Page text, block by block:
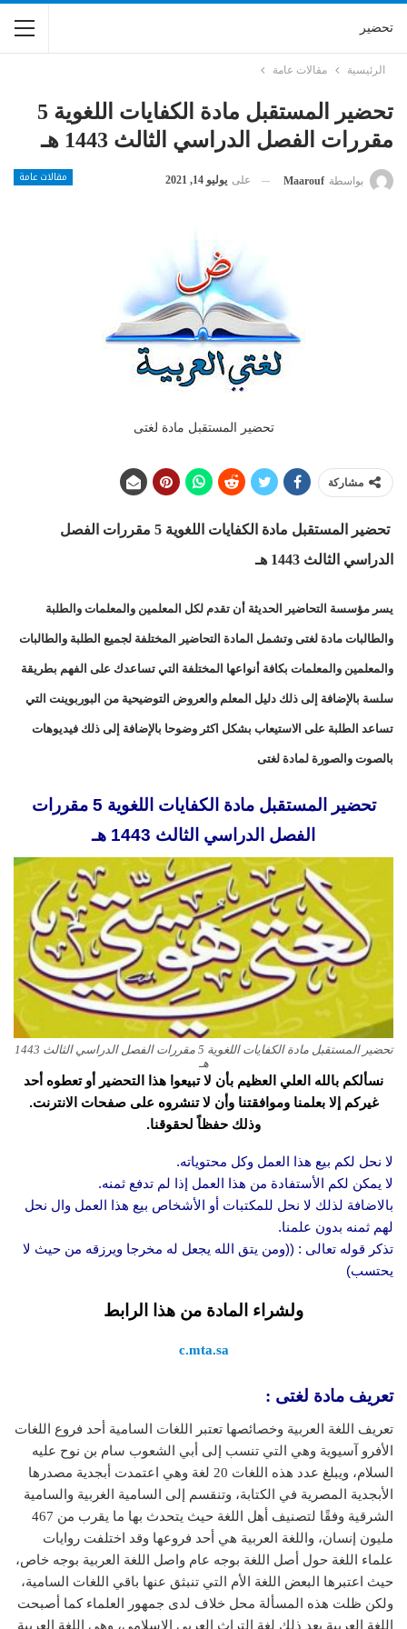
تحضير
الرئيسية مقالات عامة
تحضير المستقبل مادة الكفايات اللغوية 5
مقررات الفصل الدراسي الثالث 1443 هـ
مقالات عامة بواسطة Maarouf على يوليو 14, 2021
تحضير المستقبل مادة لغتى
مشاركة
تحضير المستقبل مادة الكفايات اللغوية 5 مقررات الفصل
الدراسي الثالث 1443 هـ
يسر مؤسسة التحاضير الحديثة أن تقدم لكل المعلمين والمعلمات والطلبة
والطالبات مادة لغتى وتشمل المادة التحاضير المختلفة لجميع الطلبة والطالبات
والمعلمين والمعلمات بكافة أنواعها المختلفة التي تساعدك على الفهم بطريقة
سلسة بالإضافة إلى ذلك دليل المعلم والعروض التوضيحية من البوربوينت التي
تساعد الطلبة على الاستيعاب بشكل اكثر وضوحا بالإضافة إلى ذلك فيديوهات
بالصوت والصورة لمادة لغتى
تحضير المستقبل مادة الكفايات اللغوية 5 مقررات
الفصل الدراسي الثالث 1443 هـ
تحضير المستقبل مادة الكفايات اللغوية 5 مقررات الفصل الدراسي الثالث 1443
هـ
نسألكم بالله العلي العظيم بأن لا تبيعوا هذا التحضير أو تعطوه أحد
غيركم إلا بعلمنا وموافقتنا وأن لا تنشروه على صفحات الانترنت.
وذلك حفظاً لحقوقنا.
لا نحل لكم بيع هذا العمل وكل محتوياته.
لا يمكن لكم الأستفادة من هذا العمل إذا لم تدفع ثمنه.
بالاضافة لذلك لا نحل للمكتبات أو الأشخاص بيع هذا العمل وال نحل
لهم ثمنه بدون علمنا.
تذكر قوله تعالى : ((ومن يتق الله يجعل له مخرجا ويرزقه من حيث لا
يحتسب)
ولشراء المادة من هذا الرابط
c.mta.sa
تعريف مادة لغتى :
تعريف اللغة العربية وخصائصها تعتبر اللغات السامية أحد فروع اللغات
الأفرو آسيوية وهي التي تنسب إلى أبي الشعوب سام بن نوح عليه
السلام، ويبلغ عدد هذه اللغات 20 لغة وهي اعتمدت أبجدية مصدرها
الأبجدية المصرية في الكتابة، وتنقسم إلى السامية الغربية والسامية
الشرقية وفقًا لتصنيف أهل اللغة حيث يتحدث بها ما يقرب من 467
مليون إنسان، واللغة العربية هي أحد فروعها وقد اختلفت روايات
علماء اللغة حول أصل اللغة بوجه عام واصل اللغة العربية بوجه خاص،
حيث اعتبرها البعض اللغة الأم التي تنبثق عنها باقي اللغات السامية،
ولكن ظلت هذه المسألة محل خلاف لدى جمهور العلماء كما أصبحت
اللغة العربية بعد ذلك لغة التراث العربي الإسلامي، وهي اللغة العربية